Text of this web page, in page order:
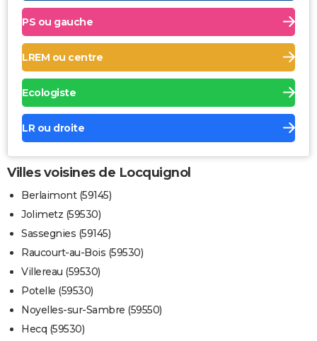
PS ou gauche
LREM ou centre
Ecologiste
LR ou droite
Villes voisines de Locquignol
Berlaimont (59145)
Jolimetz (59530)
Sassegnies (59145)
Raucourt-au-Bois (59530)
Villereau (59530)
Potelle (59530)
Noyelles-sur-Sambre (59550)
Hecq (59530)